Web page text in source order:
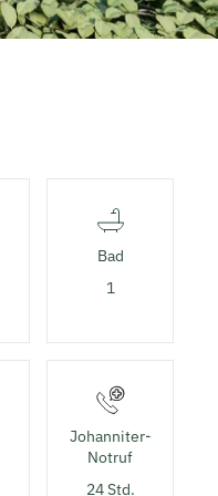
Bad
1
Johanniter-
Notruf
24 Std.